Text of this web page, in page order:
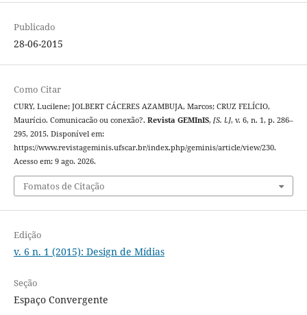
Publicado
28-06-2015
Como Citar
CURY, Lucilene; JOLBERT CÁCERES AZAMBUJA, Marcos; CRUZ FELÍCIO,
Maurício. Comunicacão ou conexão?. Revista GEMInIS, [S. l.], v. 6, n. 1, p. 286–
295, 2015. Disponível em:
https://www.revistageminis.ufscar.br/index.php/geminis/article/view/230.
Acesso em: 9 ago. 2026.
Fomatos de Citação
Edição
v. 6 n. 1 (2015): Design de Mídias
Seção
Espaço Convergente